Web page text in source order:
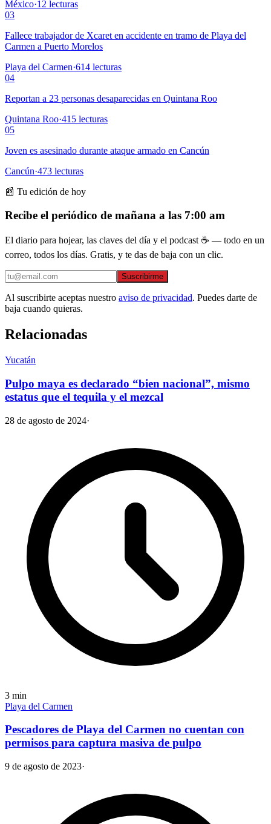
México·12 lecturas
03
Fallece trabajador de Xcaret en accidente en tramo de Playa del
Carmen a Puerto Morelos
Playa del Carmen·614 lecturas
04
Reportan a 23 personas desaparecidas en Quintana Roo
Quintana Roo·415 lecturas
05
Joven es asesinado durante ataque armado en Cancún
Cancún·473 lecturas
📰 Tu edición de hoy
Recibe el periódico de mañana a las 7:00 am
El diario para hojear, las claves del día y el podcast ☕ — todo en un
correo, todos los días. Gratis, y te das de baja con un clic.
Suscribirme
Al suscribirte aceptas nuestro aviso de privacidad. Puedes darte de
baja cuando quieras.
Relacionadas
Yucatán
Pulpo maya es declarado “bien nacional”, mismo
estatus que el tequila y el mezcal
28 de agosto de 2024·
3 min
Playa del Carmen
Pescadores de Playa del Carmen no cuentan con
permisos para captura masiva de pulpo
9 de agosto de 2023·